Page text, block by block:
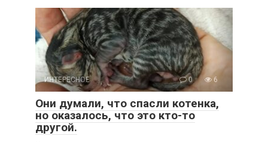
ИНТЕРЕСНОЕ 0 6
Они думали, что спасли котенка,
но оказалось, что это кто-то
другой.